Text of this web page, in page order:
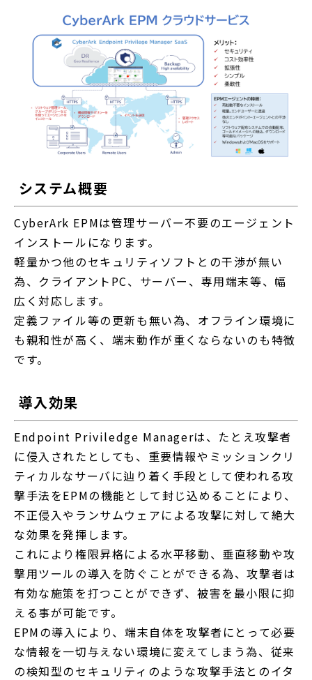
システム概要
CyberArk EPMは管理サーバー不要のエージェント
インストールになります。
軽量かつ他のセキュリティソフトとの干渉が無い
為、クライアントPC、サーバー、専用端末等、幅
広く対応します。
定義ファイル等の更新も無い為、オフライン環境に
も親和性が高く、端末動作が重くならないのも特徴
です。
導入効果
Endpoint Priviledge Managerは、たとえ攻撃者
に侵入されたとしても、重要情報やミッションクリ
ティカルなサーバに辿り着く手段として使われる攻
撃手法をEPMの機能として封じ込めることにより、
不正侵入やランサムウェアによる攻撃に対して絶大
な効果を発揮します。
これにより権限昇格による水平移動、垂直移動や攻
撃用ツールの導入を防ぐことができる為、攻撃者は
有効な施策を打つことができず、被害を最小限に抑
える事が可能です。
EPMの導入により、端末自体を攻撃者にとって必要
な情報を一切与えない環境に変えてしまう為、従来
の検知型のセキュリティのような攻撃手法とのイタ